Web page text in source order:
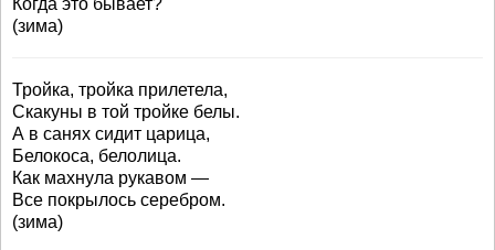
Когда это бывает?
(зима)
Тройка, тройка прилетела,
Скакуны в той тройке белы.
А в санях сидит царица,
Белокоса, белолица.
Как махнула рукавом —
Все покрылось серебром.
(зима)